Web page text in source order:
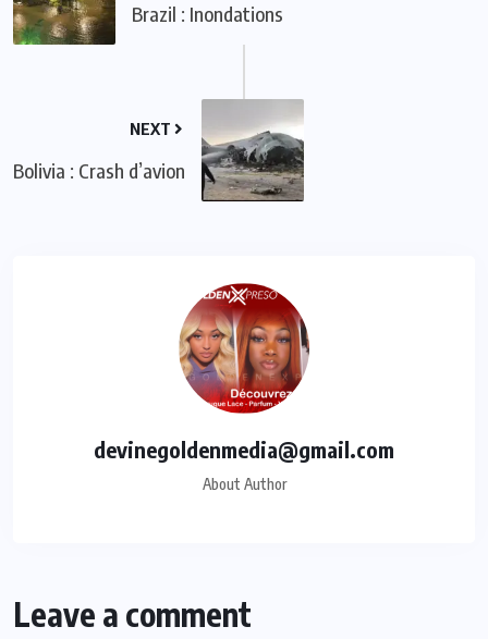
Brazil : Inondations
NEXT
Bolivia : Crash d’avion
devinegoldenmedia@gmail.com
About Author
Leave a comment